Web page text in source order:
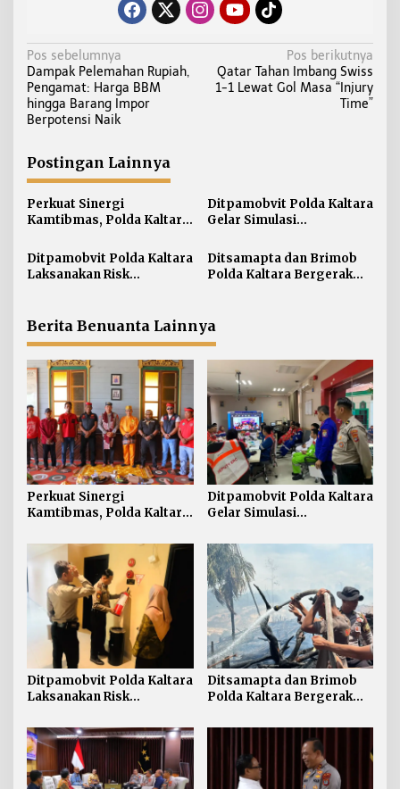
N
a
v
i
a
s
i
p
o
s
Pos sebelumnya
Dampak Pelemahan Rupiah,
Pengamat: Harga BBM
hingga Barang Impor
Berpotensi Naik
Pos berikutnya
Qatar Tahan Imbang Swiss
1-1 Lewat Gol Masa “Injury
Time”
Postingan Lainnya
Perkuat Sinergi
Kamtibmas, Polda Kaltara
Bulungan
Ditpamobvit Polda Kaltara
Gelar Simulasi
Kebakaran Tangki V
Minyak di PT Pertamina
Ditpamobvit Polda Kaltara
Laksanakan Risk
Ditsamapta dan Brimob
Polda Kaltara Bergerak
2 Hektar di Bulungan
Berita Benuanta Lainnya
Perkuat Sinergi
Kamtibmas, Polda Kaltara
Bulungan
Ditpamobvit Polda Kaltara
Gelar Simulasi
Kebakaran Tangki V
Minyak di PT Pertamina
TBBM Tarakan
Ditpamobvit Polda Kaltara
Laksanakan Risk
Monaco Tarakan
Ditsamapta dan Brimob
Polda Kaltara Bergerak
Kebakaran Lahan Gambut
2 Hektar di Bulungan